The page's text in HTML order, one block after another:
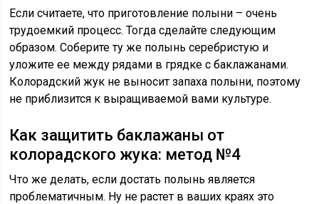
Если считаете, что приготовление полыни – очень
трудоемкий процесс. Тогда сделайте следующим
образом. Соберите ту же полынь серебристую и
уложите ее между рядами в грядке с баклажанами.
Колорадский жук не выносит запаха полыни, поэтому
не приблизится к выращиваемой вами культуре.
Как защитить баклажаны от
колорадского жука: метод №4
Что же делать, если достать полынь является
проблематичным. Ну не растет в ваших краях это